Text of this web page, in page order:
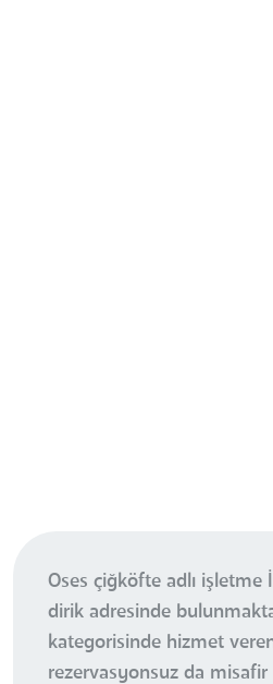
Oses çiğköfte adlı işletme
dirik adresinde
kategorisinde hizmet
rezervasyonsuz da